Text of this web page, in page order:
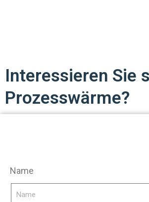
Interessieren Sie
Prozesswärme?
Name